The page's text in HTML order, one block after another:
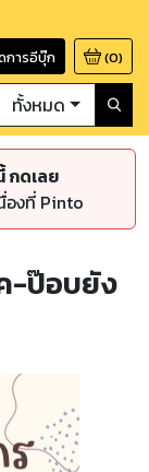
การอีบุ๊ก (0)
ทั้งหมด
กดเลย
องที่ Pinto
-ป๊อบยัง